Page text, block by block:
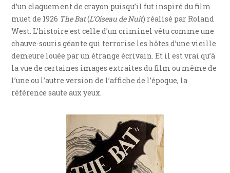
d’un claquement de crayon puisqu’il fut inspiré du film
muet de 1926 The Bat(L’Oiseau de Nuit) réalisé par Roland
West. L’histoire est celle d’un criminel vêtu comme une
chauve-souris géante qui terrorise les hôtes d’une vieille
demeure louée par un étrange écrivain. Et il est vrai qu’à
la vue de certaines images extraites du film ou même de
l’une ou l’autre version de l’affiche de l’époque, la
référence saute aux yeux.